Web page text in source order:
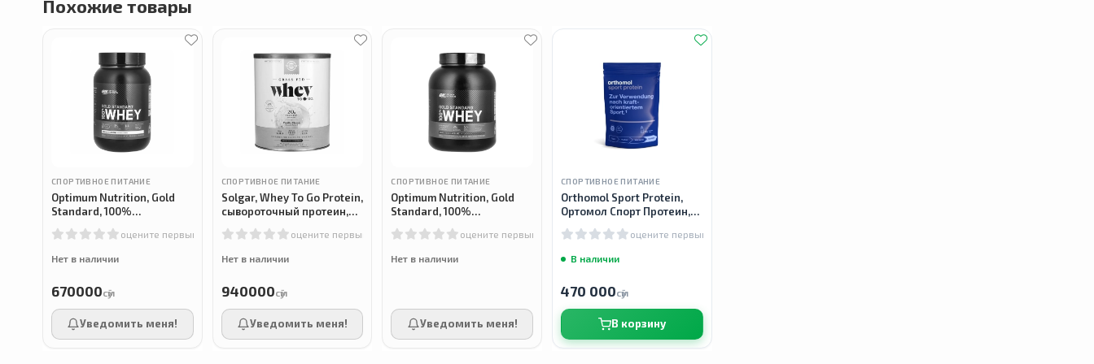
Похожие товары
СПОРТИВНОЕ ПИТАНИЕ
Optimum Nutrition, Gold
Standard, 100%
Whey protein, 899гоцените первым
Нет в наличии
670000сӯм
Уведомить меня!
СПОРТИВНОЕ ПИТАНИЕ
Solgar, Whey To Go Protein,
сывороточный протеин,
оцените первым
Нет в наличии
940000сӯм
Уведомить меня!
СПОРТИВНОЕ ПИТАНИЕ
Optimum Nutrition, Gold
Standard, 100%
Whey protein, 2.27кгоцените первым
Нет в наличии
Уведомить меня!
СПОРТИВНОЕ ПИТАНИЕ
Orthomol Sport Protein,
Ортомол Спорт Протеин,
оцените первым
В наличии
470 000сӯм
В корзину